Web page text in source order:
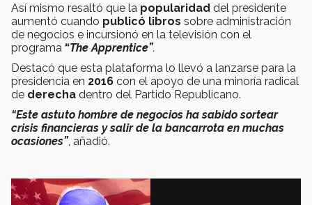
Así mismo resaltó que la popularidad del presidente
aumentó cuando publicó libros sobre administración
de negocios e incursionó en la televisión con el
programa “The Apprentice”.
Destacó que esta plataforma lo llevó a lanzarse para la
presidencia en 2016 con el apoyo de una minoría radical
de derecha dentro del Partido Republicano.
“Este astuto hombre de negocios ha sabido sortear
crisis financieras y salir de la bancarrota en muchas
ocasiones”, añadió.